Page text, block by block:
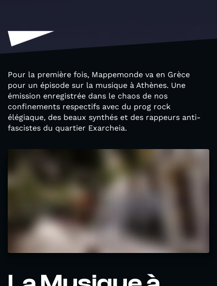
Pour la première fois, Mappemonde va en Grèce
pour un épisode sur la musique à Athènes. Une
émission enregistrée dans le chaos de nos
confinements respectifs avec du prog rock
élégiaque, des beaux synthés et des rappeurs anti-
fascistes du quartier Exarcheia.